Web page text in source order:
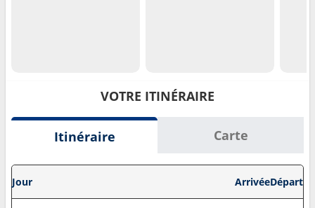
VOTRE ITINÉRAIRE
Itinéraire Carte
Jour ArrivéeDépart